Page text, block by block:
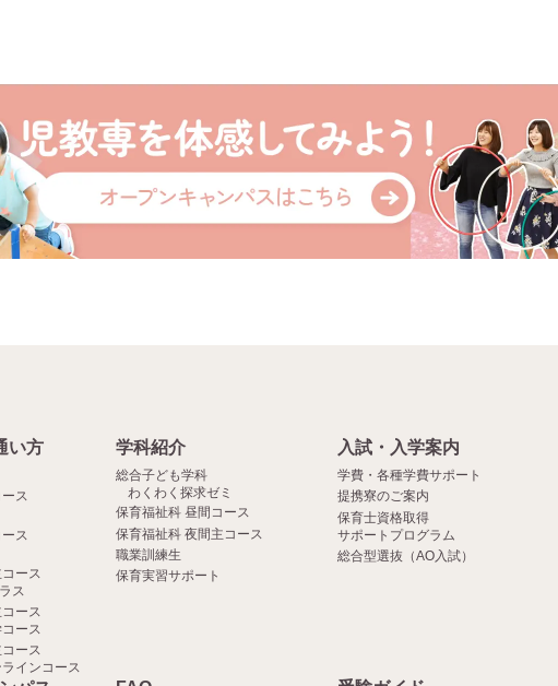
い方
ス
ス
ース
ス
ース
ース
ース
インコース
学科紹介
総合子ども学科
わくわく探求ゼミ
保育福祉科 昼間コース
保育福祉科 夜間主コース
職業訓練生
保育実習サポート
入試・入学案内
学費・各種学費サポート
提携寮のご案内
保育士資格取得
サポートプログラム
総合型選抜（AO入試）